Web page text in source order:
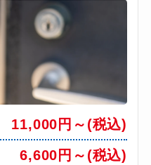
11,000円～(税込)
6,600円～(税込)